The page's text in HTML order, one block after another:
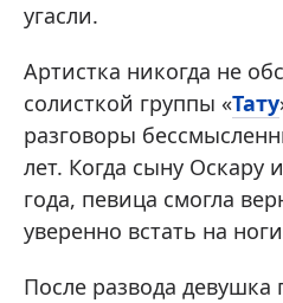
угасли.
Артистка никогда не
солисткой группы «Тату
разговоры
лет. Когда сыну Оскару
года, певица смогла
уверенно встать на
После развода